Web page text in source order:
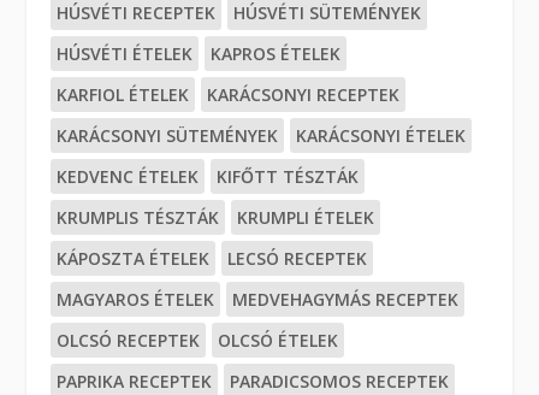
HÚSVÉTI RECEPTEK
HÚSVÉTI SÜTEMÉNYEK
HÚSVÉTI ÉTELEK
KAPROS ÉTELEK
KARFIOL ÉTELEK
KARÁCSONYI RECEPTEK
KARÁCSONYI SÜTEMÉNYEK
KARÁCSONYI ÉTELEK
KEDVENC ÉTELEK
KIFŐTT TÉSZTÁK
KRUMPLIS TÉSZTÁK
KRUMPLI ÉTELEK
KÁPOSZTA ÉTELEK
LECSÓ RECEPTEK
MAGYAROS ÉTELEK
MEDVEHAGYMÁS RECEPTEK
OLCSÓ RECEPTEK
OLCSÓ ÉTELEK
PAPRIKA RECEPTEK
PARADICSOMOS RECEPTEK